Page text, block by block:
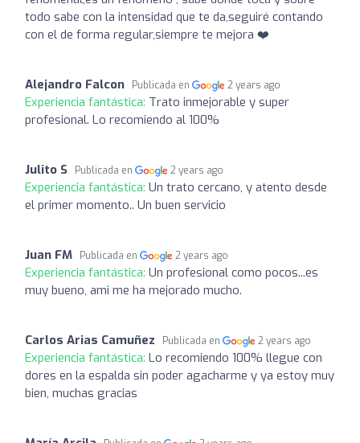
todo sabe con la intensidad que te da,seguiré contando
con el de forma regular,siempre te mejora ❤️‍
Alejandro Falcon Publicada en 2 years ago
Experiencia fantástica: Trato inmejorable y super
profesional. Lo recomiendo al 100%
Julito S Publicada en 2 years ago
Experiencia fantástica: Un trato cercano, y atento desde
el primer momento.. Un buen servicio
Juan FM Publicada en 2 years ago
Experiencia fantástica: Un profesional como pocos...es
muy bueno, ami me ha mejorado mucho.
Carlos Arias Camuñez Publicada en 2 years ago
Experiencia fantástica: Lo recomiendo 100% llegue con
dores en la espalda sin poder agacharme y ya estoy muy
bien, muchas gracias